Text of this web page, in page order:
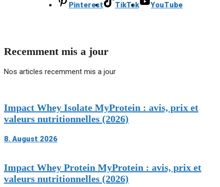
Pinterest
TikTok YouTube
Recemment mis a jour
Nos articles recemment mis a jour
Impact Whey Isolate MyProtein : avis, prix et
valeurs nutritionnelles (2026)
8. August 2026
Impact Whey Protein MyProtein : avis, prix et
valeurs nutritionnelles (2026)